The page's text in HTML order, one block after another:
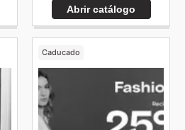
Abrir catálogo
Caducado